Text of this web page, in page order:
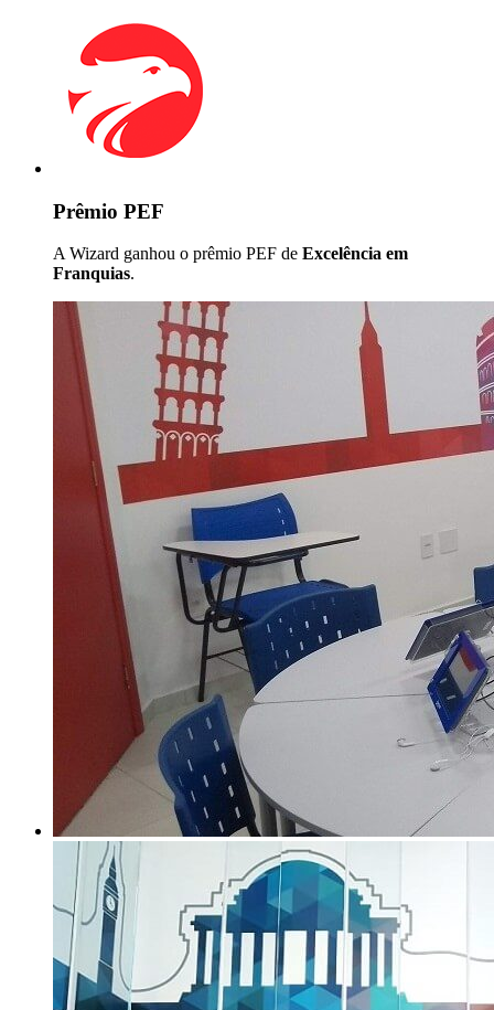
Prêmio PEF
A Wizard ganhou o prêmio PEF de Excelência em
Franquias.